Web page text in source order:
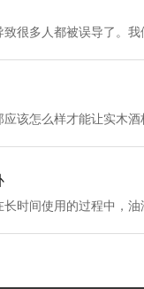
很多人都被误导了。我
该怎么样才能让实木酒
时间使用的过程中，油